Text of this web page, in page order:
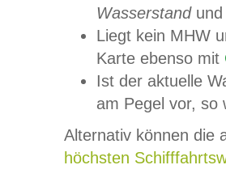
Wasserstandund
Liegt kein MHW
Karte ebenso mit
Ist der aktuelle
am Pegel vor,
Alternativ können die
höchsten